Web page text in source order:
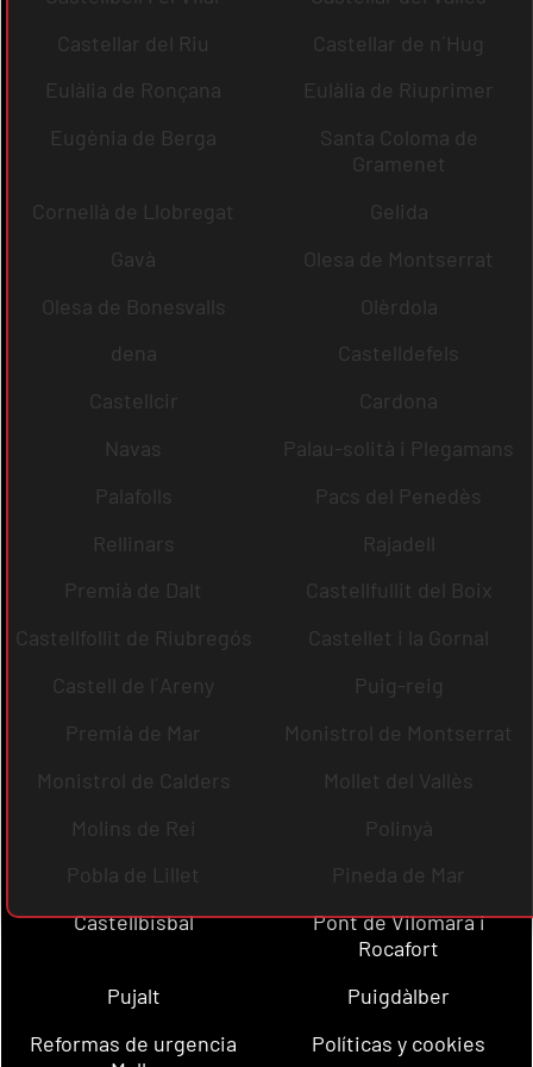
Castellar del Riu
Castellar de n´Hug
Eulàlia de Ronçana
Eulàlia de Riuprimer
Eugènia de Berga
Santa Coloma de
Gramenet
Cornellà de Llobregat
Gelida
Gavà
Olesa de Montserrat
Olesa de Bonesvalls
Olèrdola
dena
Castelldefels
Castellcir
Cardona
Navas
Palau-solità i Plegamans
Palafolls
Pacs del Penedès
Rellinars
Rajadell
Premià de Dalt
Castellfullit del Boix
Castellfollit de Riubregós
Castellet i la Gornal
Castell de l´Areny
Puig-reig
Premià de Mar
Monistrol de Montserrat
Monistrol de Calders
Mollet del Vallès
Molins de Rei
Polinyà
Pobla de Lillet
Pineda de Mar
Castellbisbal
Pont de Vilomara i
Rocafort
Pujalt
Puigdàlber
Reformas de urgencia
Políticas y cookies